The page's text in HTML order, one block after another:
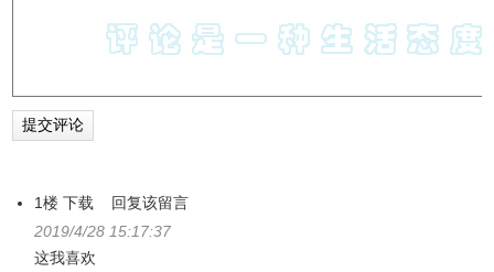
1楼下载
回复该留言
2019/4/28 15:17:37
这我喜欢